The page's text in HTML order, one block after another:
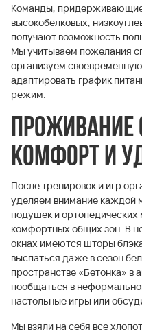
Команды,
высокобелковых,
получают возможность
Мы учитываем пожелания
организуем
адаптировать график
режим.
Проживание
комфорт и
После тренировок и игр
уделяем внимание каждой
подушек и ортопедических
комфортных общих зон. В
окнах имеются шторы
выспаться даже в сезон
пространстве «Бетонка»
пообщаться в
настольные игры или
Мы взяли на себя все